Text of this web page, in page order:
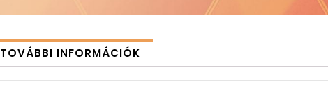
TOVÁBBI INFORMÁCIÓK